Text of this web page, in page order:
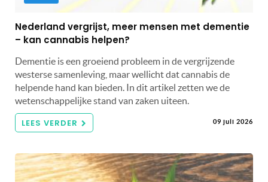
Nederland vergrijst, meer mensen met dementie
– kan cannabis helpen?
Dementie is een groeiend probleem in de vergrijzende
westerse samenleving, maar wellicht dat cannabis de
helpende hand kan bieden. In dit artikel zetten we de
wetenschappelijke stand van zaken uiteen.
LEES VERDER 09 juli 2026